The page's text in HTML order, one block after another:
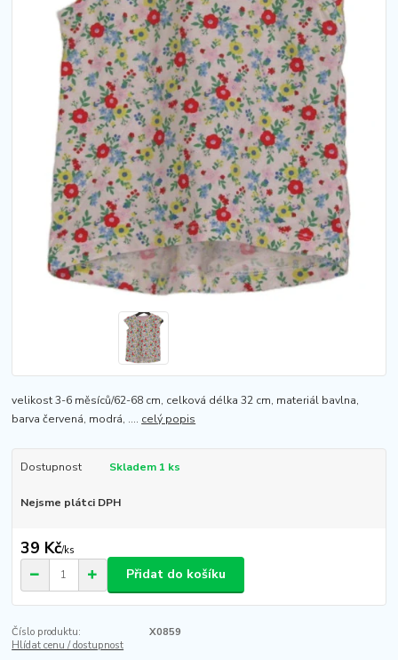
velikost 3-6 měsíců/62-68 cm, celková délka 32 cm, materiál bavlna,
barva červená, modrá, .... celý popis
Dostupnost Skladem 1 ks
Nejsme plátci DPH
39 Kč/ks
Přidat do košíku
Číslo produktu:
X0859
Hlídat cenu / dostupnost